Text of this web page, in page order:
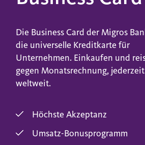
Die Business Card der Migros
die universelle Kreditkarte für
Unternehmen. Einkaufen und
gegen Monatsrechnung,
weltweit.
Höchste Akzeptanz
Umsatz-Bonusprogramm